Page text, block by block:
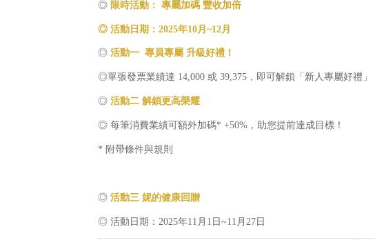
◎ 限時活動： 專屬加碼 豐收加倍
◎ 活動日期：2025年10月~12月
◎ 活動一 專員專屬 升級好禮！
◎單張發票業績達 14,000 或 39,375，即可解鎖「新人專屬好禮
◎ 活動二 解鎖更高榮耀
◎ 每筆消費業績可額外加碼* +50%，助您提前達成目標！
* 附帶條件與規則
◎ 活動三 妮的健康回贈
◎ 活動日期：2025年11月1日~11月27日